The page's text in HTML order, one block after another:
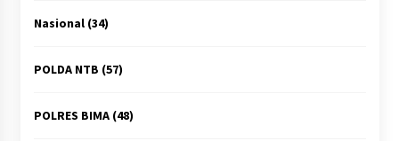
Nasional(34)
POLDA NTB (57)
POLRES BIMA(48)